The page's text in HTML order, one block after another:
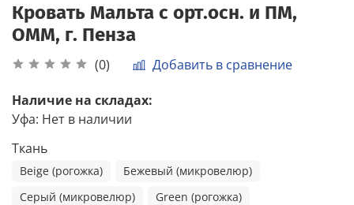
Кровать Мальта с орт.осн. и ПМ,
ОММ, г. Пенза
(0) Добавить в сравнение
Наличие на складах:
Уфа: Нет в наличии
Ткань
Beige (рогожка)
Бежевый (микровелюр)
Серый (микровелюр)
Green (рогожка)